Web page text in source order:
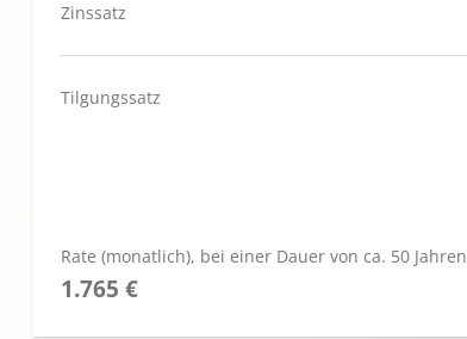
Zinssatz
Tilgungssatz
Rate (monatlich), bei einer Dauer von ca. 50 Jahren
1.765 €